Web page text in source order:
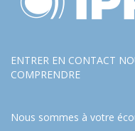
ENTRER EN CONTACT
COMPRENDRE
Nous sommes à votre